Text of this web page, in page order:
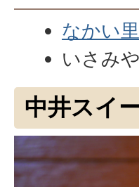
なかい
いさみ
中井スイ